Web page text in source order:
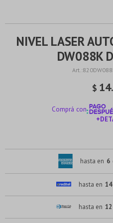
NIVEL LASER
DW088K
$
Comprá con
hasta en 6
hasta en 14
hasta en 12